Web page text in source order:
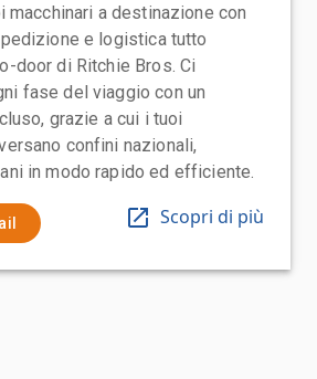
macchinari a destinazione con
e logistica tutto
door di Ritchie Bros. Ci
fase del viaggio con un
grazie a cui i tuoi
confini nazionali,
in modo rapido ed efficiente.
Scopri di più